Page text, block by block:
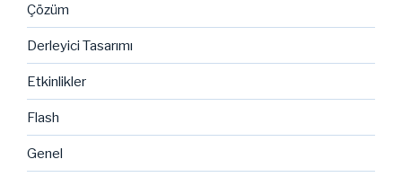
Çözüm
Derleyici Tasarımı
Etkinlikler
Flash
Genel